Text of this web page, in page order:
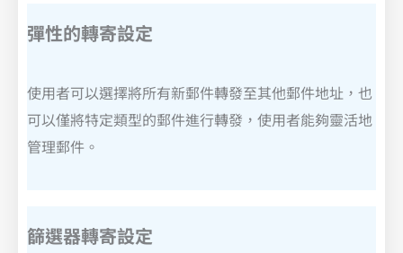
彈性的轉寄設定
使用者可以選擇將所有新郵件轉發至其他郵件地址，也
可以僅將特定類型的郵件進行轉發，使用者能夠靈活地
管理郵件。
篩選器轉寄設定